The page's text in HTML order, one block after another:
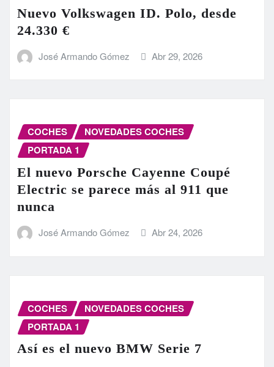
Nuevo Volkswagen ID. Polo, desde
24.330 €
José Armando Gómez Abr 29, 2026
COCHES
NOVEDADES COCHES
PORTADA 1
El nuevo Porsche Cayenne Coupé
Electric se parece más al 911 que
nunca
José Armando Gómez Abr 24, 2026
COCHES
NOVEDADES COCHES
PORTADA 1
Así es el nuevo BMW Serie 7